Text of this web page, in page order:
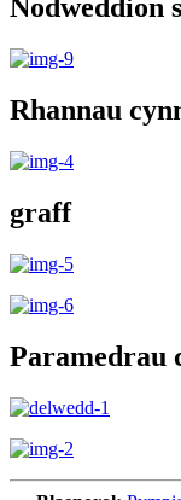
Nodweddion
Rhannau
graff
Paramedrau